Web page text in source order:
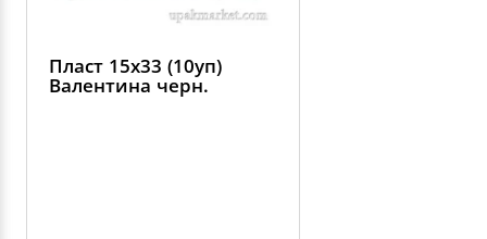
Пласт 15х33 (10уп)
Валентина черн.